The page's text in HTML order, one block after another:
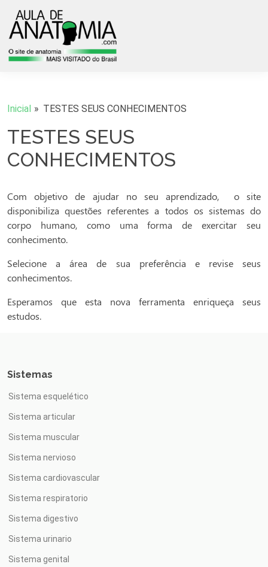
Inicial TESTES SEUS CONHECIMENTOS
TESTES SEUS
CONHECIMENTOS
Com objetivo de ajudar no seu aprendizado, o site
disponibiliza questões referentes a todos os sistemas do
corpo humano, como uma forma de exercitar seu
conhecimento.
Selecione a área de sua preferência e revise seus
conhecimentos.
Esperamos que esta nova ferramenta enriqueça seus
estudos.
Sistemas
Sistema esquelético
Sistema articular
Sistema muscular
Sistema nervioso
Sistema cardiovascular
Sistema respiratorio
Sistema digestivo
Sistema urinario
Sistema genital